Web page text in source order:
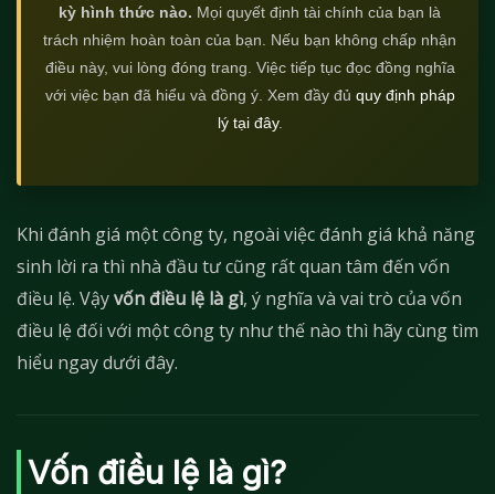
kỳ hình thức nào. Mọi quyết định tài chính của bạn là
trách nhiệm hoàn toàn của bạn. Nếu bạn không chấp nhận
điều này, vui lòng đóng trang. Việc tiếp tục đọc đồng nghĩa
với việc bạn đã hiểu và đồng ý. Xem đầy đủ quy định pháp
lý tại đây.
Khi đánh giá một công ty, ngoài việc đánh giá khả năng
sinh lời ra thì nhà đầu tư cũng rất quan tâm đến vốn
điều lệ. Vậyvốn điều lệ là gì, ý nghĩa và vai trò của vốn
điều lệ đối với một công ty như thế nào thì hãy cùng tìm
hiểu ngay dưới đây.
Vốn điều lệ là gì?